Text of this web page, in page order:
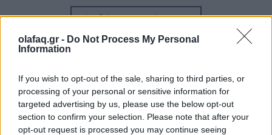
olafaq.gr - Do Not Process My Personal
Information
If you wish to opt-out of the sale, sharing to third parties, or
processing of your personal or sensitive information for
targeted advertising by us, please use the below opt-out
section to confirm your selection. Please note that after your
opt-out request is processed you may continue seeing
Διαβάστε περισσότερα→
Δημοσιεύθηκε σεΔιεθνή|TaggedΑζερμπαϊτζάν,Αζερμπαϊτζάν
στρατιωτική επιχείρηση,αποκλεισμός Ναγκόρνο-Καραμπάχ,Ναγκόρνο
Καραμπάχ , Ναγκόρνο καραμπάχ Αζερμπαϊτζάν
Ναγκόρνο-Καραμπάχ
Αρμενία